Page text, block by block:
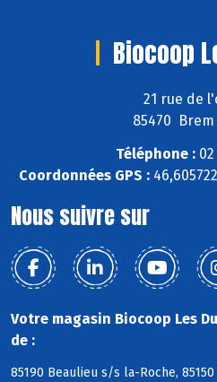
Biocoop
21 rue de
85470
Téléphone :02
Coordonnées GPS :
Nous suivre sur
Votre magasin Biocoop Les
de :
85190 Beaulieu s/s la-Roche,